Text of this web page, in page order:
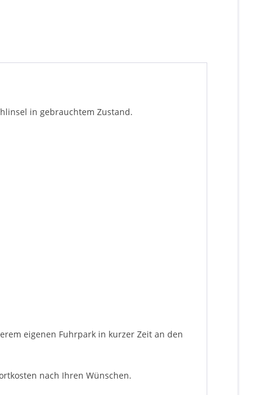
in gebrauchtem Zustand.
eigenen Fuhrpark in kurzer Zeit an den
nach Ihren Wünschen.